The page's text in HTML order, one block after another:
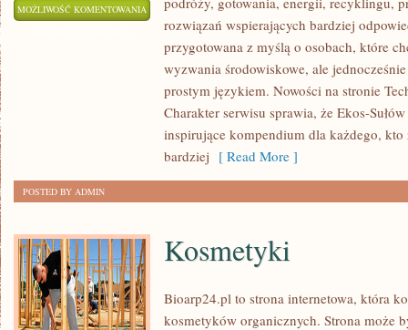
MOŻLIWOŚĆ KOMENTOWANIA PRZYRODA
OCHRONA
ŚRODOWISKA
rozwiązań wspierających bardziej
przygotowana z myślą o osobach, które
wyzwania środowiskowe, ale
prostym językiem. Nowości na stronie
Charakter serwisu sprawia, że Ekos-
inspirujące kompendium dla każdego, kto
bardziej [ Read More ]
POSTED BY ADMIN
Kosmetyki
Bioarp24.pl to strona internetowa, która
kosmetyków organicznych. Strona może